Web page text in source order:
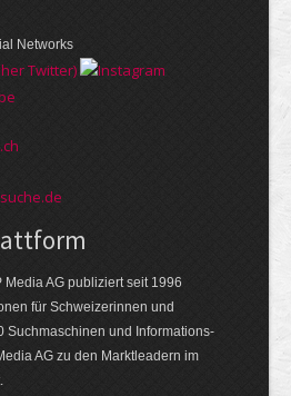
Networks
AG publiziert seit 1996
für Schweizerinnen und
Suchmaschinen und Informations­
AG zu den Markt­leadern im